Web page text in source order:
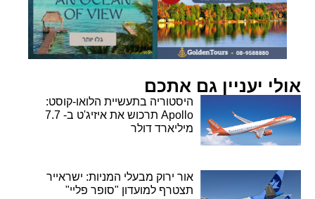
אולי יעניין גם אתכם
היסטוריה בתעשיית הלואו-קוסט:
Apollo תרכוש את איזיג'ט ב- 7.7
מיליארד דולר
אור ירוק מבעלי המניות: ישראייר
תצטרף למועדון "סופר פליי"